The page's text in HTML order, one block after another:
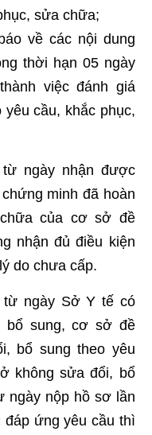
sửa chữa;
về các nội dung
thời hạn 05 ngày
việc đánh giá
cầu, khắc phục,
ngày nhận được
minh đã hoàn
của cơ sở đề
nhận đủ điều kiện
do chưa cấp.
từ ngày Sở Y tế có
bổ sung, cơ sở đề
bổ sung theo yêu
không sửa đổi, bổ
ngày nộp hồ sơ lần
đáp ứng yêu cầu thì